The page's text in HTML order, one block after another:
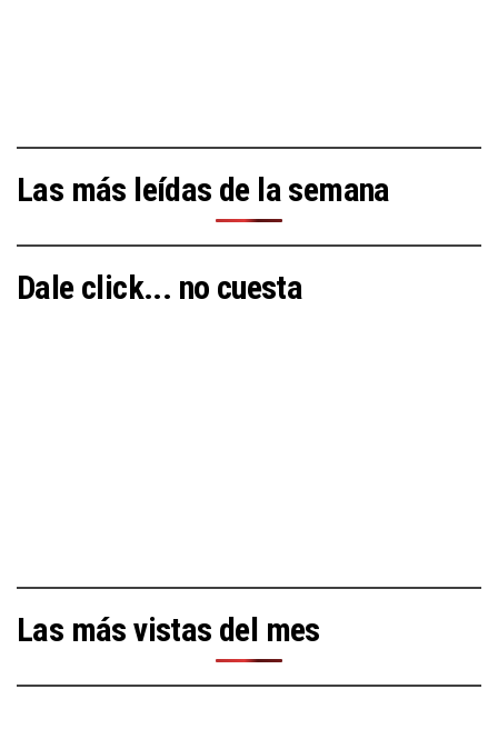
Las más leídas de la semana
Dale click... no cuesta
Las más vistas del mes